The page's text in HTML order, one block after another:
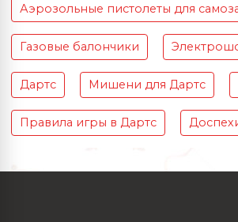
Аэрозольные пистолеты для
Газовые балончики
Дартс Мишени для Дартс
Правила игры в Дартс